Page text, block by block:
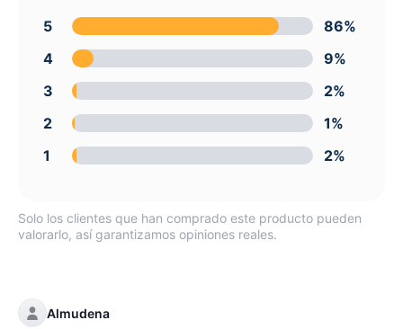
5
86%
4
9%
3
2%
2
1%
1
2%
Solo los clientes que han comprado este producto pueden
valorarlo, así garantizamos opiniones reales.
Almudena